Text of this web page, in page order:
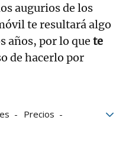
augurios de los
te resultará algo
años, por lo que te
de hacerlo por
Precios